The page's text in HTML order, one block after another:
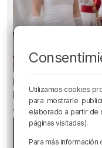
Planes para este
Bizkaia y
agosto
Utilizamos cookies
para mostrarle
elaborado a partir de
páginas visitadas).
Para más información